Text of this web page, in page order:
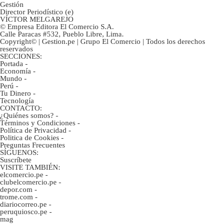
Gestión
Director Periodístico (e)
VÍCTOR MELGAREJO
© Empresa Editora El Comercio S.A.
Calle Paracas #532, Pueblo Libre, Lima.
Copyright© | Gestion.pe | Grupo El Comercio | Todos los derechos
reservados
SECCIONES:
Portada -
Economía -
Mundo -
Perú -
Tu Dinero -
Tecnología
CONTACTO:
¿Quiénes somos? -
Términos y Condiciones -
Política de Privacidad -
Politica de Cookies -
Preguntas Frecuentes
SÍGUENOS:
Suscríbete
VISITE TAMBIÉN:
elcomercio.pe -
clubelcomercio.pe -
depor.com -
trome.com -
diariocorreo.pe -
peruquiosco.pe -
mag